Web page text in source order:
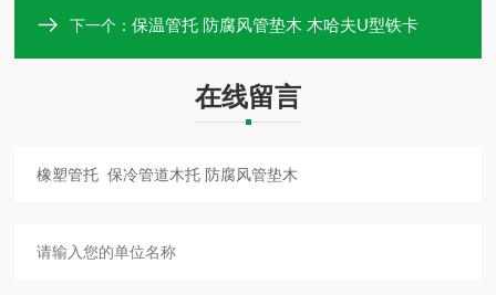
下一个：保温管托 防腐风管垫木 木哈夫U型铁卡
在线留言